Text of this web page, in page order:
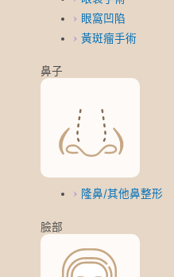
眼窩凹陷
黃斑瘤手術
鼻子
隆鼻/其他鼻整形
臉部